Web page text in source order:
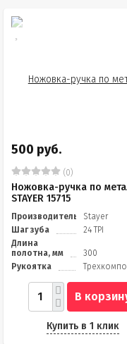
500 руб.
(0)
Ножовка-ручка по
STAYER 15715
Производитель
Stayer
Шаг зуба
24 TPI
Длина
полотна, мм
300
Рукоятка
В
Купить в 1 клик